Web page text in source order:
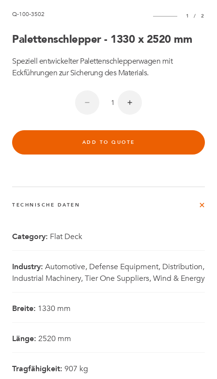
Q-100-3502 1 / 2
Palettenschlepper - 1330 x 2520 mm
Speziell entwickelter Palettenschlepperwagen mit
Eckführungen zur Sicherung des Materials.
ADD TO QUOTE
TECHNISCHE DATEN
Category: Flat Deck
Industry: Automotive, Defense Equipment, Distribution,
Industrial Machinery, Tier One Suppliers, Wind & Energy
Breite: 1330 mm
Länge: 2520 mm
Tragfähigkeit: 907 kg